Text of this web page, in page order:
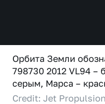
Орбита Земли
798730 2012 VL94
серым, Марса –
Credit: Jet